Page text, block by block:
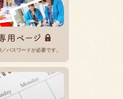
パスワードが必要です。